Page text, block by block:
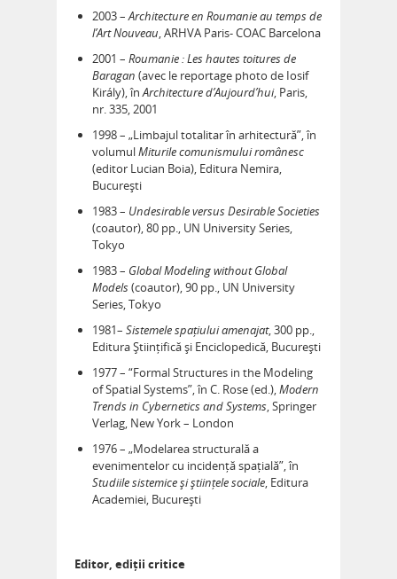
2003 –Architecture en Roumanie au temps de
l’Art Nouveau, ARHVA Paris- COAC Barcelona
2001 – Roumanie : Les hautes toitures de
Baragan (avec le reportage photo de Iosif
Király), înArchitecture d’Aujourd’hui, Paris,
nr. 335, 2001
1998 – „Limbajul totalitar în arhitectură”, în
volumulMiturile comunismului românesc
(editor Lucian Boia), Editura Nemira,
București
1983 – Undesirable versus Desirable Societies
(coautor), 80 pp., UN University Series,
Tokyo
1983 – Global Modeling without Global
Models(coautor), 90 pp., UN University
Series, Tokyo
1981– Sistemele spațiului amenajat, 300 pp.,
Editura Științifică și Enciclopedică, București
1977 – “Formal Structures in the Modeling
of Spatial Systems”, în C. Rose (ed.),Modern
Trends in Cybernetics and Systems, Springer
Verlag, New York – London
1976 – „Modelarea structurală a
evenimentelor cu incidență spațială”, în
Studiile sistemice și științele sociale, Editura
Academiei, București
Editor, ediții critice